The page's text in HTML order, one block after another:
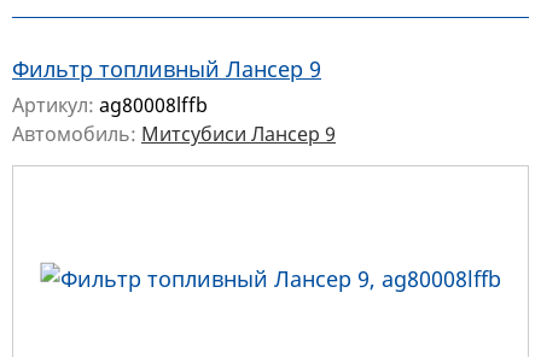
Фильтр топливный Лансер 9
Артикул: ag80008lffb
Автомобиль: Митсубиси Лансер 9